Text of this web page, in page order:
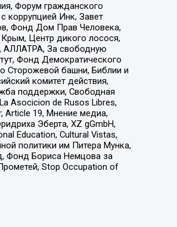
Форум гражданского
коррупцией Инк, Завет
Фонд Дом Прав Человека,
Центр дикого лосося,
АЛЛАТРА, За свободную
Фонд Демократического
Сторожевой башни, Библии и
комитет действия,
поддержки, Свободная
Asocicion de Rusos Libres,
Article 19, Мнение медиа,
Эберта, XZ gGmbH,
Education, Cultural Vistas,
политики им Питера Мунка,
Фонд Бориса Немцова за
Stop Occupation of